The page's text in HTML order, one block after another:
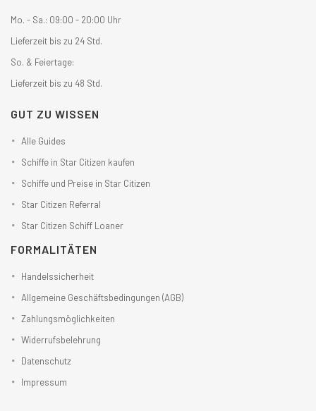
Mo. - Sa.: 09:00 - 20:00 Uhr
Lieferzeit bis zu 24 Std.
So. & Feiertage:
Lieferzeit bis zu 48 Std.
GUT ZU WISSEN
Alle Guides
Schiffe in Star Citizen kaufen
Schiffe und Preise in Star Citizen
Star Citizen Referral
Star Citizen Schiff Loaner
FORMALITÄTEN
Handelssicherheit
Allgemeine Geschäftsbedingungen (AGB)
Zahlungsmöglichkeiten
Widerrufsbelehrung
Datenschutz
Impressum